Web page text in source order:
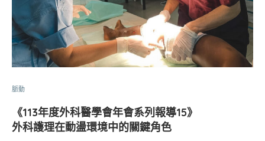
脈動
《113年度外科醫學會年會系列報導15》
外科護理在動盪環境中的關鍵角色